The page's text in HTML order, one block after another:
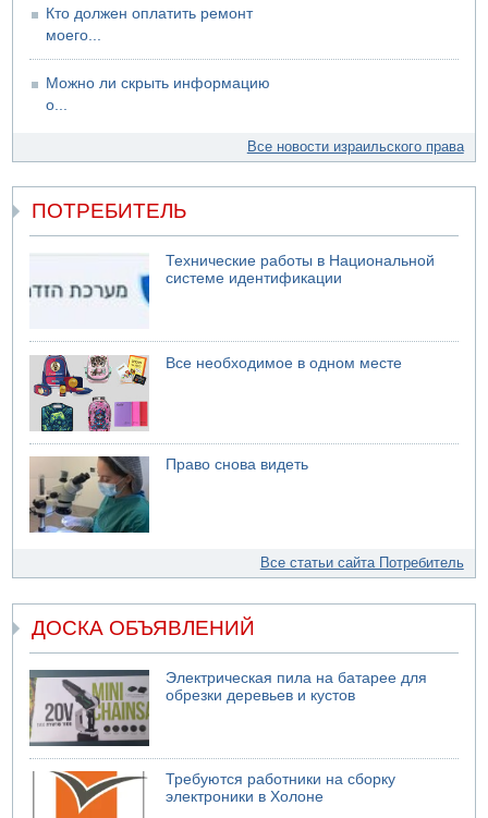
Кто должен оплатить ремонт
моего...
Можно ли скрыть информацию
о...
Все новости израильского права
ПОТРЕБИТЕЛЬ
Технические работы в Национальной
системе идентификации
Все необходимое в одном месте
Право снова видеть
Все статьи сайта Потребитель
ДОСКА ОБЪЯВЛЕНИЙ
Электрическая пила на батарее для
обрезки деревьев и кустов
Требуются работники на сборку
электроники в Холоне